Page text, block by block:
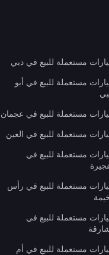
مستعملة للبيع في دبي
مستعملة للبيع في أبو
مستعملة للبيع في عجمان
مستعملة للبيع في العين
مستعملة للبيع في
مستعملة للبيع في رأس
مستعملة للبيع في
مستعملة للبيع في أم